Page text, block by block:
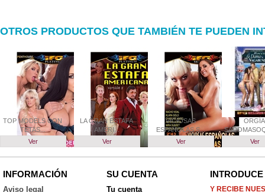
OTROS PRODUCTOS QUE TAMBIÉN TE PUEDEN
TOP MODELS CON
TETAS...
Ver
LA GRAN ESTAFA
AMERI...
Ver
VICIOSAS
ESPAÑOLAS S...
Ver
ORGÍA
Ver
INFORMACIÓN
Aviso legal
SU CUENTA
Tu cuenta
Y RECIBE